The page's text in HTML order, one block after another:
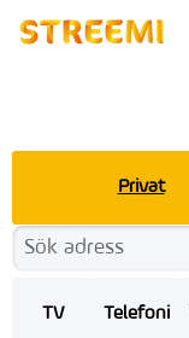
Privat
TV Telefoni